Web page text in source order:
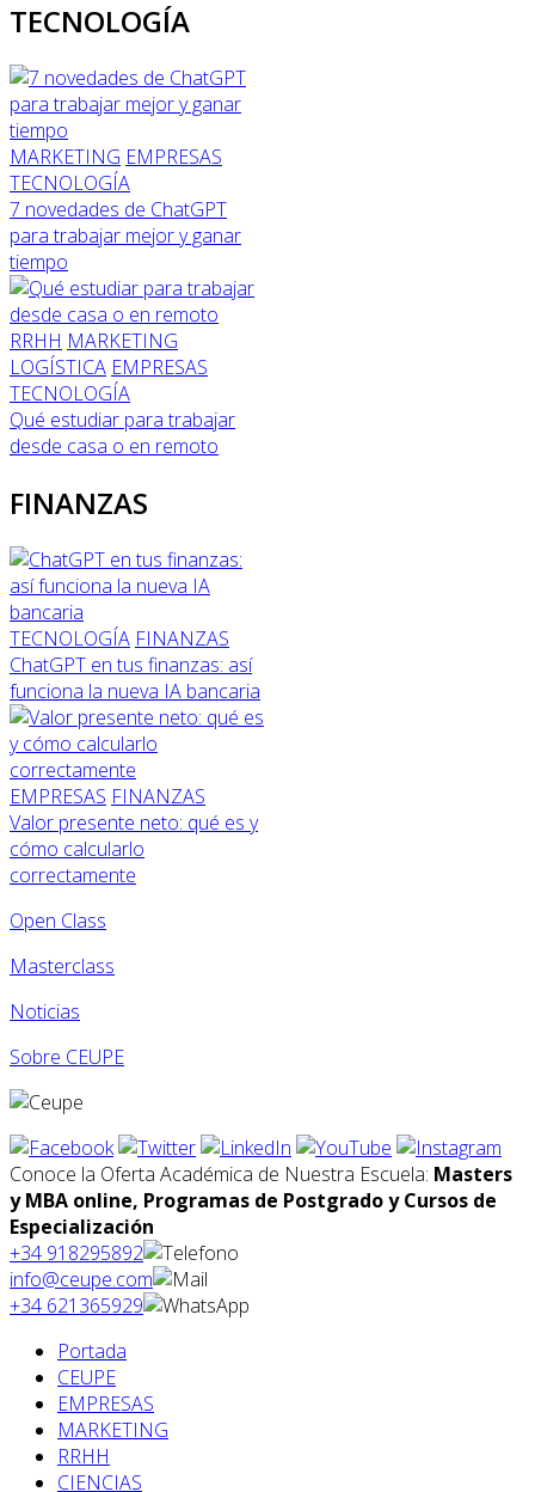
TECNOLOGÍA
MARKETING EMPRESAS
TECNOLOGÍA
7 novedades de ChatGPT
para trabajar mejor y ganar
tiempo
RRHH MARKETING
LOGÍSTICA EMPRESAS
TECNOLOGÍA
Qué estudiar para trabajar
desde casa o en remoto
FINANZAS
TECNOLOGÍA FINANZAS
ChatGPT en tus finanzas: así
funciona la nueva IA bancaria
EMPRESAS FINANZAS
Valor presente neto: qué es y
cómo calcularlo
correctamente
Open Class
Masterclass
Noticias
Sobre CEUPE
Conoce la Oferta Académica de Nuestra Escuela: Masters
y MBA online, Programas de Postgrado y Cursos de
Especialización
+34 918295892
info@ceupe.com
+34 621365929
Portada
CEUPE
EMPRESAS
MARKETING
RRHH
CIENCIAS